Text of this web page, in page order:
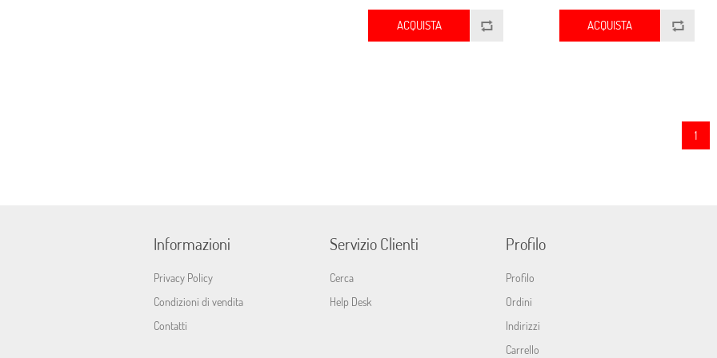
ACQUISTA ACQUISTA
1
Informazioni
Privacy Policy
Condizioni di vendita
Contatti
Servizio Clienti
Cerca
Help Desk
Profilo
Profilo
Ordini
Indirizzi
Carrello